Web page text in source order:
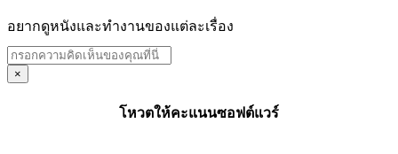
อยากดูหนังและทำงานของแต่ละเรื่อง
×
โหวตให้คะแนนซอฟต์แวร์